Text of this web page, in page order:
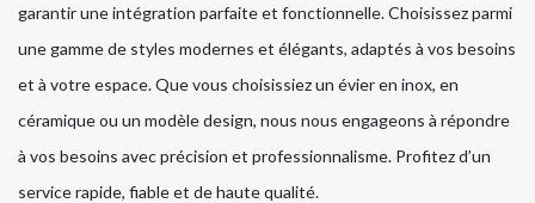
garantir une intégration parfaite et fonctionnelle. Choisissez parmi
une gamme de styles modernes et élégants, adaptés à vos besoins
et à votre espace. Que vous choisissiez un évier en inox, en
céramique ou un modèle design, nous nous engageons à répondre
à vos besoins avec précision et professionnalisme. Profitez d’un
service rapide, fiable et de haute qualité.